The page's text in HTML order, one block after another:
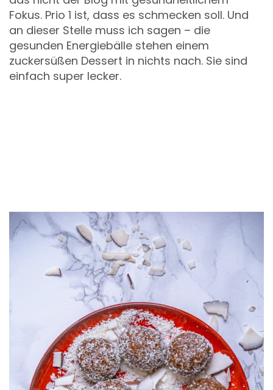
Fokus. Prio 1 ist, dass es schmecken soll. Und
an dieser Stelle muss ich sagen – die
gesunden Energiebälle stehen einem
zuckersüßen Dessert in nichts nach. Sie sind
einfach super lecker.